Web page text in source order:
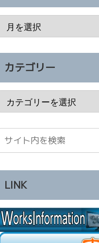
カテゴリー
LINK